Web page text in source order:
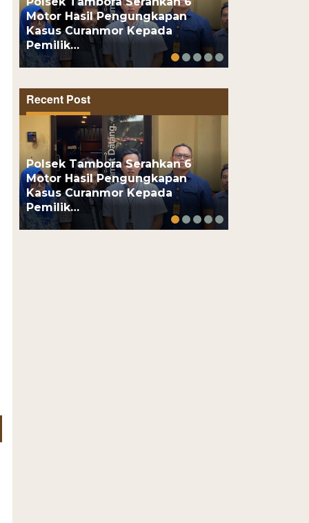
Motor Hasil Pengungkapan
Kasus Curanmor Kepada
Pemilik…
Recent Post
Polsek Tambora Serahkan 6
Motor Hasil Pengungkapan
Kasus Curanmor Kepada
Pemilik…